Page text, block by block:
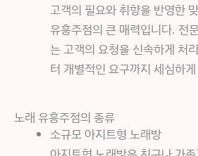
고객의 필요와 취향을 반영한
유흥주점의 큰 매력입니다. 전
는 고객의 요청을 신속하게 처
터 개별적인 요구까지 세심하
노래 유흥주점의 종류
소규모 아지트형 노래방